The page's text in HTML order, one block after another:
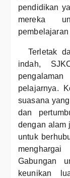
pendidikan
mereka
Terletak
indah,
pelajarnya.
suasana
dan
dengan alam
untuk
Gabungan
keunikan